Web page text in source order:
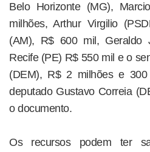
Belo Horizonte (MG),
milhões, Arthur Virgilio
(AM), R$ 600 mil, Geraldo
Recife (PE) R$ 550 mil e o
(DEM), R$ 2 milhões e 300
deputado Gustavo Correia
o documento.
Os recursos podem ter